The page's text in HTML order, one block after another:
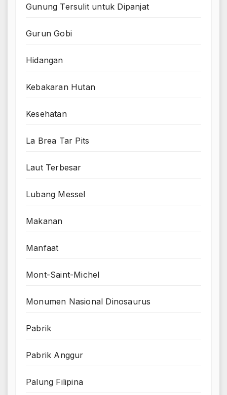
Gunung Tersulit untuk Dipanjat
Gurun Gobi
Hidangan
Kebakaran Hutan
Kesehatan
La Brea Tar Pits
Laut Terbesar
Lubang Messel
Makanan
Manfaat
Mont-Saint-Michel
Monumen Nasional Dinosaurus
Pabrik
Pabrik Anggur
Palung Filipina